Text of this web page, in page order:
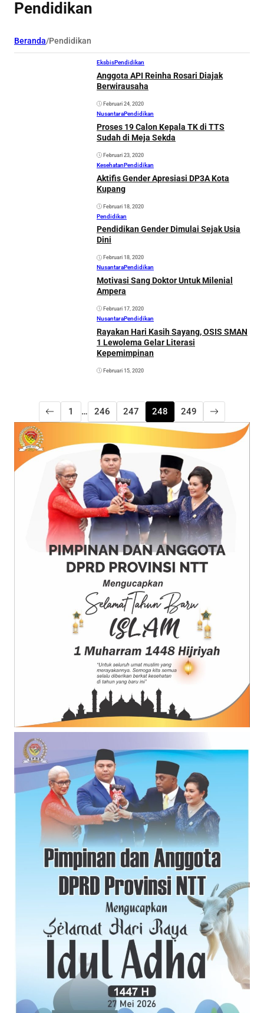
Pendidikan
Beranda/Pendidikan
EksbisPendidikan
Anggota API Reinha Rosari Diajak
Berwirausaha
Februari 24, 2020
NusantaraPendidikan
Proses 19 Calon Kepala TK di TTS
Sudah di Meja Sekda
Februari 23, 2020
KesehatanPendidikan
Aktifis Gender Apresiasi DP3A Kota
Kupang
Februari 18, 2020
Pendidikan
Pendidikan Gender Dimulai Sejak Usia
Dini
Februari 18, 2020
NusantaraPendidikan
Motivasi Sang Doktor Untuk Milenial
Ampera
Februari 17, 2020
NusantaraPendidikan
Rayakan Hari Kasih Sayang, OSIS SMAN
1 Lewolema Gelar Literasi
Kepemimpinan
Februari 15, 2020
1 … 246 247 248 249